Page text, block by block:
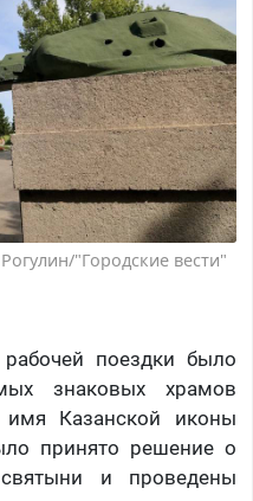
"Городские вести"
поездки было
знаковых храмов
Казанской иконы
принято решение о
и проведены